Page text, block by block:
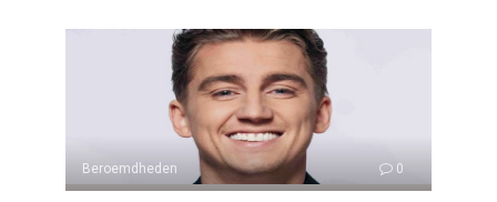
Beroemdheden 0